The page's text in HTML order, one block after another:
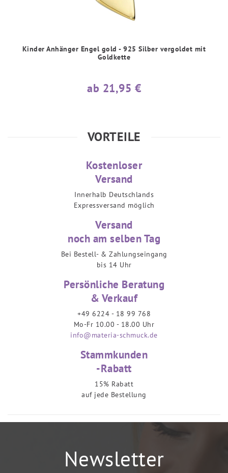
Kinder Anhänger Engel gold - 925 Silber vergoldet mit
Goldkette
ab 21,95 €
VORTEILE
Kostenloser
Versand
Innerhalb Deutschlands
Expressversand möglich
Versand
noch am selben Tag
Bei Bestell- & Zahlungseingang
bis 14 Uhr
Persönliche Beratung
& Verkauf
+49 6224 - 18 99 768
Mo-Fr 10.00 - 18.00 Uhr
info@materia-schmuck.de
Stammkunden
-Rabatt
15% Rabatt
auf jede Bestellung
Newsletter